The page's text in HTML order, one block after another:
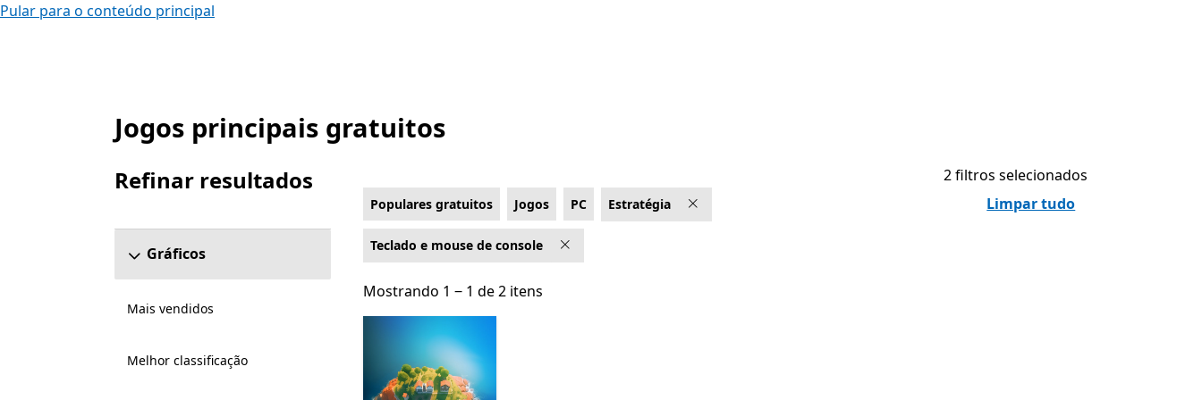
Pular para o conteúdo principal
Listar Microsoft.com
Jogos principais gratuitos
Refinar resultados
Gráficos
Mais vendidos
Melhor classificação
Populares gratuitos Jogos PC Estratégia
Teclado e mouse de console
2 filtros selecionados
Limpar tudo
Mostrando 1 ‒ 1 de 2 itens
Mostrando 1 ‒ 1 de 2 itens